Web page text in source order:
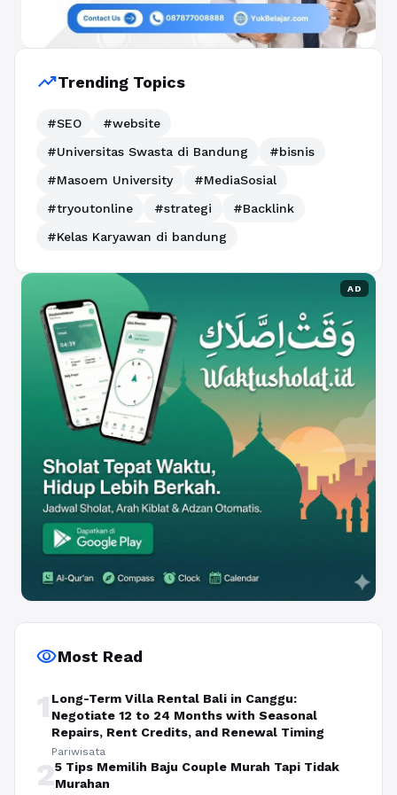
trending_upTrending Topics
#SEO
#website
#Universitas Swasta di Bandung
#bisnis
#Masoem University
#MediaSosial
#tryoutonline
#strategi
#Backlink
#Kelas Karyawan di bandung
AD
visibilityMost Read
1 Long-Term Villa Rental Bali in Canggu:
Negotiate 12 to 24 Months with Seasonal
Repairs, Rent Credits, and Renewal Timing
Pariwisata
25 Tips Memilih Baju Couple Murah Tapi Tidak
Murahan